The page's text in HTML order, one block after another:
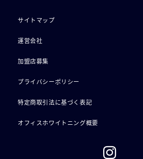
サイトマップ
運営会社
加盟店募集
プライバシーポリシー
特定商取引法に基づく表記
オフィスホワイトニング概要